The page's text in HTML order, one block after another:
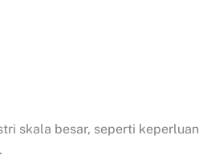
skala besar, seperti keperluan